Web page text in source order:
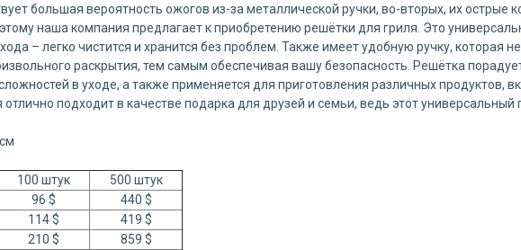
большая вероятность ожогов из-за металлической ручки, во-вторых, их
наша компания предлагает к приобретению решётки для гриля. Это
– легко чистится и хранится без проблем. Также имеет удобную ручку, которая
раскрытия, тем самым обеспечивая вашу безопасность. Решётка
в уходе, а также применяется для приготовления различных продуктов,
подходит в качестве подарка для друзей и семьи, ведь этот универсальный
100 штук
500 штук
96 $
440 $
114 $
419 $
210 $
859 $